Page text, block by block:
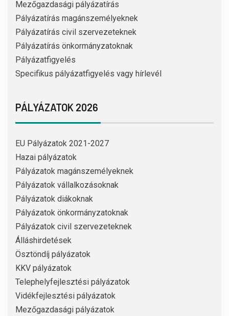
Mezőgazdasági pályázatírás
Pályázatírás magánszemélyeknek
Pályázatírás civil szervezeteknek
Pályázatírás önkormányzatoknak
Pályázatfigyelés
Specifikus pályázatfigyelés vagy hírlevél
PÁLYÁZATOK 2026
EU Pályázatok 2021-2027
Hazai pályázatok
Pályázatok magánszemélyeknek
Pályázatok vállalkozásoknak
Pályázatok diákoknak
Pályázatok önkormányzatoknak
Pályázatok civil szervezeteknek
Álláshirdetések
Ösztöndíj pályázatok
KKV pályázatok
Telephelyfejlesztési pályázatok
Vidékfejlesztési pályázatok
Mezőgazdasági pályázatok